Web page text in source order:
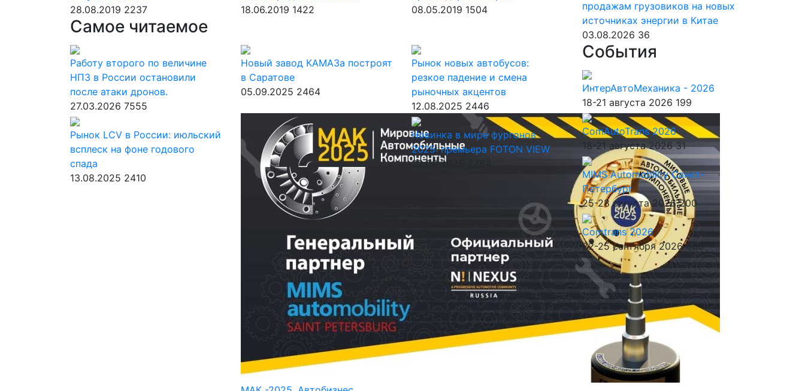
28.08.2019 2237
18.06.2019 1422
08.05.2019 1504
Самое читаемое
Работу второго по величине
НПЗ в России остановили
после атаки дронов.
27.03.2026 7555
Новый завод КАМАЗа построят
в Саратове
05.09.2025 2464
Рынок новых автобусов:
резкое падение и смена
рыночных акцентов
12.08.2025 2446
Рынок LCV в России: июльский
всплеск на фоне годового
спада
13.08.2025 2410
Новинка в мире фургонов
2025: премьера FOTON VIEW
22.09.2025
продажам грузовиков на новых
источниках энергии в Китае
03.08.2026 36
События
ИнтерАвтоМеханика - 2026
18-21 августа 2026 199
ComAutoTrans 2026
18-21 августа 2026 31
MIMS Automobility Санкт-
Петербург
25-28 августа 2026 200
Comtrans 2026
22-25 сентября 2026 330